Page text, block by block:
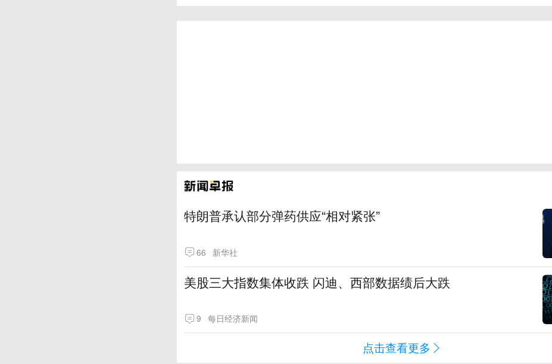
特朗普承认部分弹药供应“相对紧张”
66 新华社
美股三大指数集体收跌 闪迪、西部数据绩后大跌
9 每日经济新闻
点击查看更多